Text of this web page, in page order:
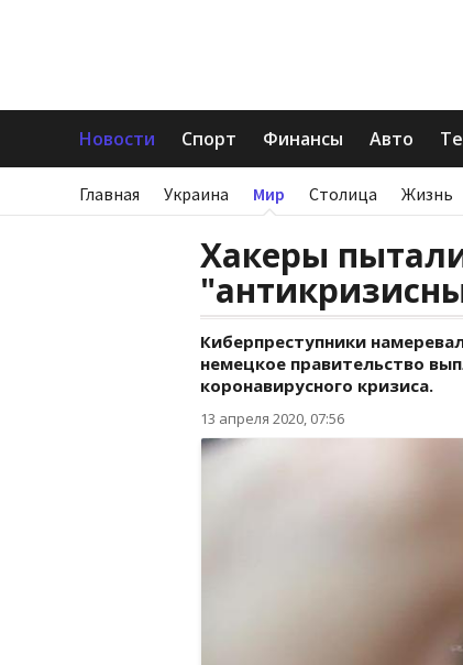
Новости Спорт Финансы Авто
Главная Украина Мир Столица Жизнь
Хакеры
Киберпреступники
немецкое правительство
коронавирусного кризиса.
13 апреля 2020, 07:56